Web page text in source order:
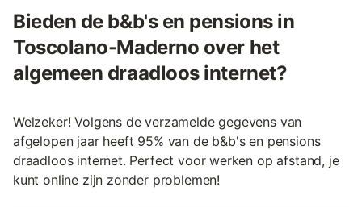
Bieden de b&b's en pensions in
Toscolano-Maderno over het
algemeen draadloos internet?
Welzeker! Volgens de verzamelde gegevens van
afgelopen jaar heeft 95% van de b&b's en pensions
draadloos internet. Perfect voor werken op afstand, je
kunt online zijn zonder problemen!